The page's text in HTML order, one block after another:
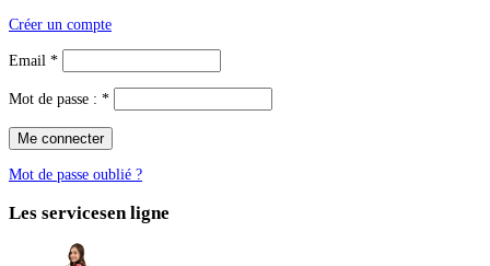
Créer un compte
Email *
Mot de passe : *
Mot de passe oublié ?
Les servicesen ligne